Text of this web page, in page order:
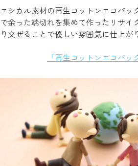
エシカル素材の再生コットンエコバッ
で余った端切れを集めて作ったリサイ
り交ぜることで優しい雰囲気に仕上が
「再生コットンエコバ